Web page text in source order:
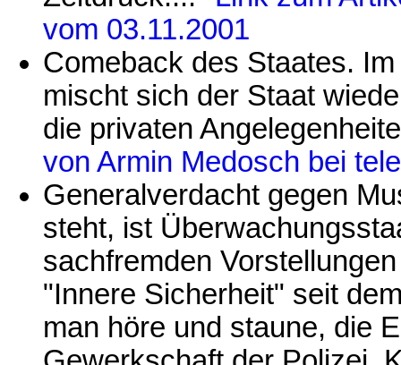
vom 03.11.2001
Comeback des Staates.
mischt sich der Staat
die privaten
von Armin Medosch bei
Generalverdacht gegen
steht, ist
sachfremden
"Innere Sicherheit" seit
man höre und staune, die